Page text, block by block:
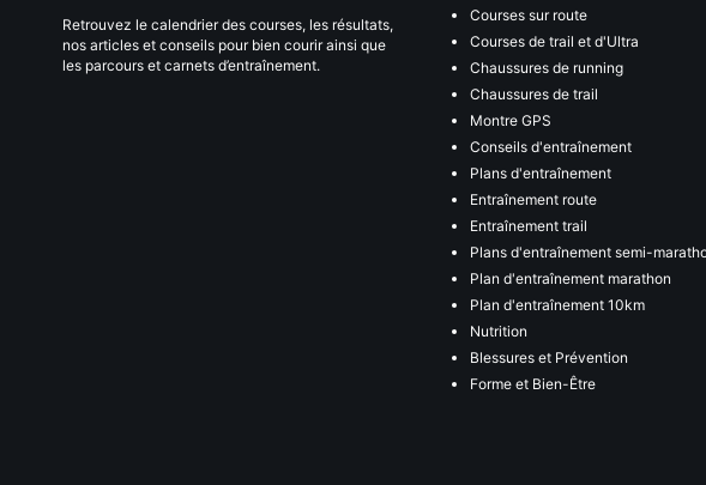
Retrouvez le calendrier des courses, les résultats,
nos articles et conseils pour bien courir ainsi que
les parcours et carnets d’entraînement.
Courses sur route
Courses de trail et d'Ultra
Chaussures de running
Chaussures de trail
Montre GPS
Conseils d'entraînement
Plans d'entraînement
Entraînement route
Entraînement trail
Plans d'entraînement semi-
Plan d'entraînement marathon
Plan d'entraînement 10km
Nutrition
Blessures et Prévention
Forme et Bien-Être